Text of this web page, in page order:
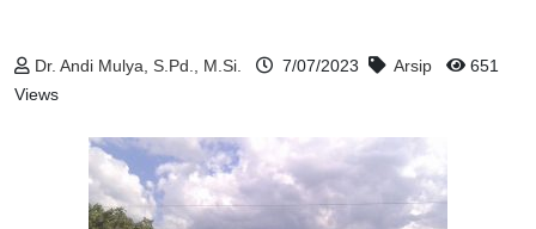
Dr. Andi Mulya, S.Pd., M.Si. 7/07/2023 Arsip
651
Views